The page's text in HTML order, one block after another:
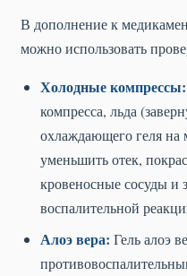
В дополнение к
можно использовать
Холодные компрессы:
компресса, льда
охлаждающего геля на
уменьшить отек,
кровеносные сосуды и
воспалительной
Алоэ вера: Гель алоэ